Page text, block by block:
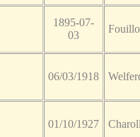
1895-07-
03
06/03/1918
01/10/1927